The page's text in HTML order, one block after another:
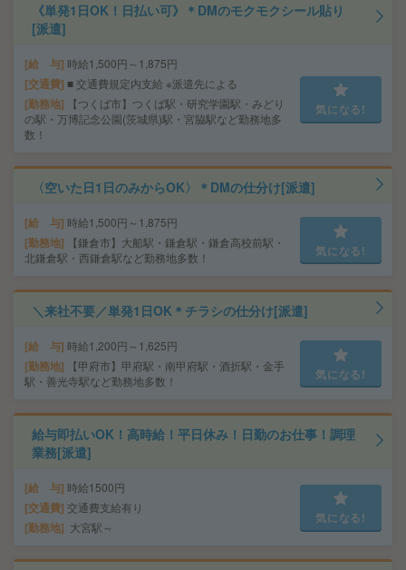
《単発1日OK！日払い可》＊DMのモクモクシール貼り
[派遣]
給 与 時給1,500円～1,875円
交通費 ■ 交通費規定内支給 ※派遣先による
勤務地
【つくば市】つくば駅・研究学園駅・みどり
の駅・万博記念公園(茨城県)駅・宮脇駅など勤務地多
数！
気になる!
〈空いた日1日のみからOK〉＊DMの仕分け[派遣]
給 与 時給1,500円～1,875円
勤務地
【鎌倉市】大船駅・鎌倉駅・鎌倉高校前駅・
北鎌倉駅・西鎌倉駅など勤務地多数！
気になる!
＼来社不要／単発1日OK＊チラシの仕分け[派遣]
給 与 時給1,200円～1,625円
勤務地
【甲府市】甲府駅・南甲府駅・酒折駅・金手
駅・善光寺駅など勤務地多数！
気になる!
給与即払いOK！高時給！平日休み！日勤のお仕事！調理
業務[派遣]
給 与 時給1500円
交通費 交通費支給有り
勤務地 大宮駅～
気になる!